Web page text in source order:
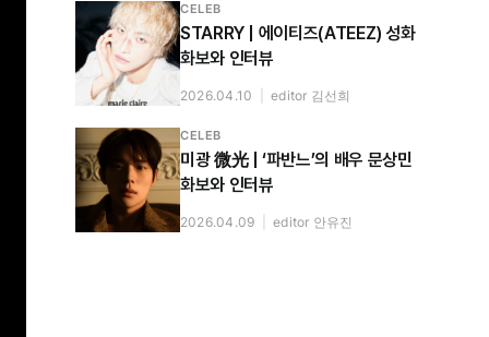
CELEB
STARRY | 에이티즈(ATEEZ) 성화
화보와 인터뷰
2026.04.10 editor 김선희
CELEB
미광 微光 | ‘파반느’의 배우 문상민
화보와 인터뷰
2026.04.09 editor 안유진